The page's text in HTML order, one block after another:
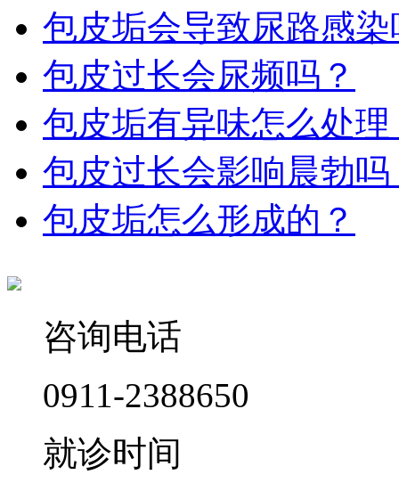
包皮垢会导致尿路感染
包皮过长会尿频吗？
包皮垢有异味怎么处理
包皮过长会影响晨勃吗
包皮垢怎么形成的？
咨询电话
0911-2388650
就诊时间